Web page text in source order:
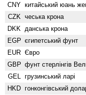
CNY китайський юань
CZK чеська крона
DKK данська крона
EGP єгипетський фунт
EUR Євро
GBP фунт стерлінгів
GEL грузинський ларі
HKD гонконгівський